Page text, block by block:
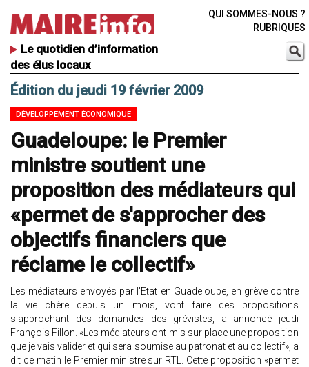
Le quotidien d’information
des élus locaux
QUI SOMMES-NOUS ?
RUBRIQUES
Édition du jeudi 19 février 2009
DÉVELOPPEMENT ÉCONOMIQUE
Guadeloupe: le Premier
ministre soutient une
proposition des médiateurs qui
«permet de s'approcher des
objectifs financiers que
réclame le collectif»
Les médiateurs envoyés par l'Etat en Guadeloupe, en grève contre
la vie chère depuis un mois, vont faire des propositions
s'approchant des demandes des grévistes, a annoncé jeudi
François Fillon. «Les médiateurs ont mis sur place une proposition
que je vais valider et qui sera soumise au patronat et au collectif», a
dit ce matin le Premier ministre sur RTL. Cette proposition «permet